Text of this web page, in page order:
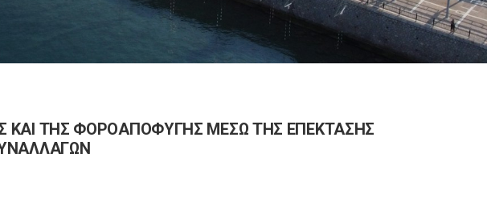
ΚΑΙ ΤΗΣ ΦΟΡΟΑΠΟΦΥΓΗΣ ΜΕΣΩ ΤΗΣ ΕΠΕΚΤΑΣΗΣ